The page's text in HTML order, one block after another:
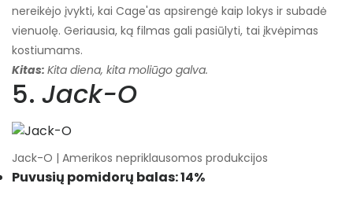
nereikėjo įvykti, kai Cage'as apsirengė kaip lokys ir subadė
vienuolę. Geriausia, ką filmas gali pasiūlyti, tai įkvėpimas
kostiumams.
Kitas: Kita diena, kita moliūgo galva.
5. Jack-O
Jack-O | Amerikos nepriklausomos produkcijos
Puvusių pomidorų balas: 14%